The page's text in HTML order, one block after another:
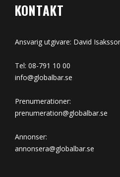
KONTAKT
Ansvarig utgivare: David
Tel: 08-791 10 00
info@globalbar.se
Prenumerationer:
prenumeration@globalbar.se
Annonser:
annonsera@globalbar.se